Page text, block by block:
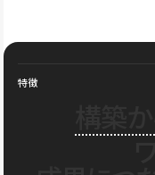
特徴